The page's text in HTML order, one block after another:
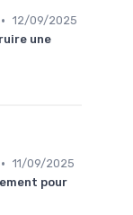
• 12/09/2025
une
• 11/09/2025
pour